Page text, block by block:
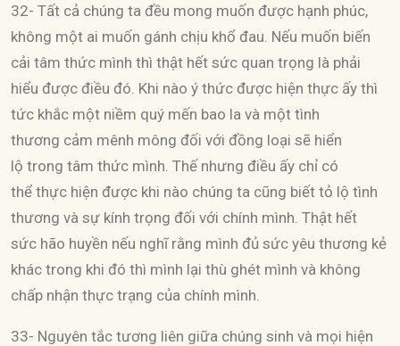
32- Tất cả chúng ta đều mong muốn được hạnh phúc,
không một ai muốn gánh chịu khổ đau. Nếu muốn biến
cải tâm thức mình thì thật hết sức quan trọng là phải
hiểu được điều đó. Khi nào ý thức được hiện thực ấy thì
tức khắc một niềm quý mến bao la và một tình
thương cảm mênh mông đối với đồng loại sẽ hiển
lộ trong tâm thức mình. Thế nhưng điều ấy chỉ có
thể thực hiện được khi nào chúng ta cũng biết tỏ lộ tình
thương và sự kính trọng đối với chính mình. Thật hết
sức hão huyền nếu nghĩ rằng mình đủ sức yêu thương kẻ
khác trong khi đó thì mình lại thù ghét mình và không
chấp nhận thực trạng của chính mình.
33- Nguyên tắc tương liên giữa chúng sinh và mọi hiện